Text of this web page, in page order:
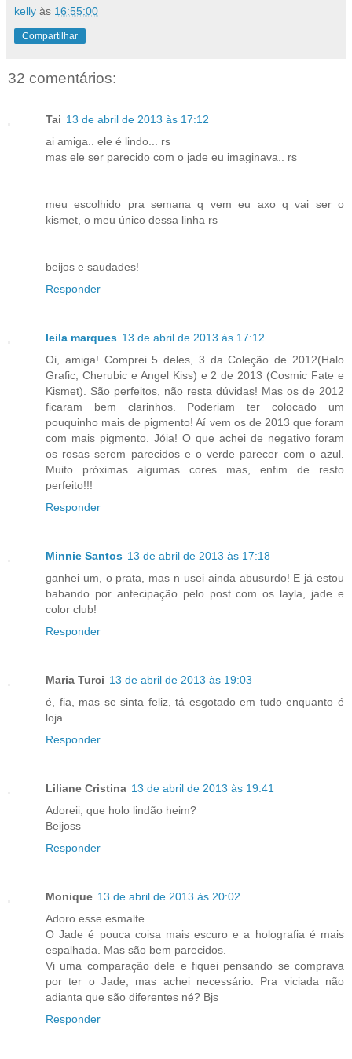
kelly às 16:55:00
Compartilhar
32 comentários:
Tai 13 de abril de 2013 às 17:12
ai amiga.. ele é lindo... rs
mas ele ser parecido com o jade eu imaginava.. rs
meu escolhido pra semana q vem eu axo q vai ser o
kismet, o meu único dessa linha rs
beijos e saudades!
Responder
leila marques 13 de abril de 2013 às 17:12
Oi, amiga! Comprei 5 deles, 3 da Coleção de 2012(Halo
Grafic, Cherubic e Angel Kiss) e 2 de 2013 (Cosmic Fate e
Kismet). São perfeitos, não resta dúvidas! Mas os de 2012
ficaram bem clarinhos. Poderiam ter colocado um
pouquinho mais de pigmento! Aí vem os de 2013 que foram
com mais pigmento. Jóia! O que achei de negativo foram
os rosas serem parecidos e o verde parecer com o azul.
Muito próximas algumas cores...mas, enfim de resto
perfeito!!!
Responder
Minnie Santos 13 de abril de 2013 às 17:18
ganhei um, o prata, mas n usei ainda abusurdo! E já estou
babando por antecipação pelo post com os layla, jade e
color club!
Responder
Maria Turci 13 de abril de 2013 às 19:03
é, fia, mas se sinta feliz, tá esgotado em tudo enquanto é
loja...
Responder
Liliane Cristina 13 de abril de 2013 às 19:41
Adoreii, que holo lindão heim?
Beijoss
Responder
Monique 13 de abril de 2013 às 20:02
Adoro esse esmalte.
O Jade é pouca coisa mais escuro e a holografia é mais
espalhada. Mas são bem parecidos.
Vi uma comparação dele e fiquei pensando se comprava
por ter o Jade, mas achei necessário. Pra viciada não
adianta que são diferentes né? Bjs
Responder